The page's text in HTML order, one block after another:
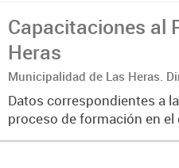
Capacitaciones al
Heras
Municipalidad de Las Heras.
Datos correspondientes a
proceso de formación en
programas de capacitación